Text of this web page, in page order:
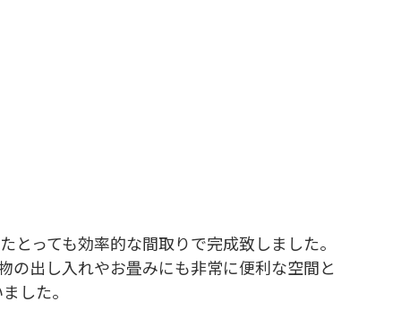
っても効率的な間取りで完成致しました。
の出し入れやお畳みにも非常に便利な空間と
した。